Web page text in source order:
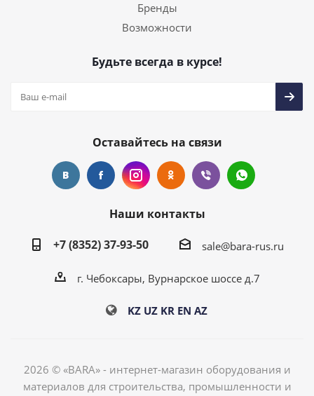
Бренды
Возможности
Будьте всегда в курсе!
Оставайтесь на связи
Наши контакты
+7 (8352) 37-93-50
sale@bara-rus.ru
г. Чебоксары, Вурнарское шоссе д.7
KZ UZ KR EN AZ
2026 © «BARA» - интернет-магазин оборудования и
материалов для строительства, промышленности и